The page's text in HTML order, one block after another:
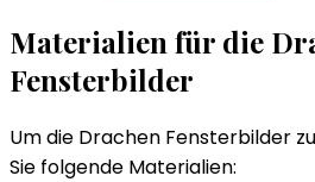
Materialien für die
Fensterbilder
Um die Drachen Fensterbilder
Sie folgende Materialien: